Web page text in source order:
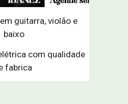
guitarra, violão e
baixo
com qualidade
fabrica